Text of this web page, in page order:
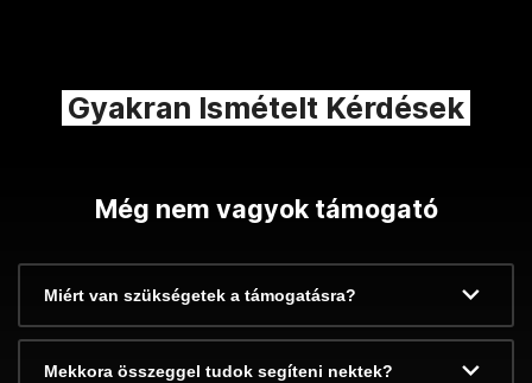
Gyakran Ismételt Kérdések
Még nem vagyok támogató
Miért van szükségetek a támogatásra?
Mekkora összeggel tudok segíteni nektek?